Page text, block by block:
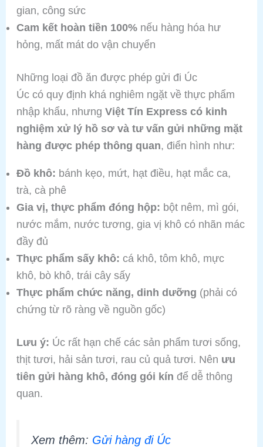
gian, công sức
Cam kết hoàn tiền 100%nếu hàng hóa hư
hỏng, mất mát do vận chuyển
Những loại đồ ăn được phép gửi đi Úc
Úc có quy định khá nghiêm ngặt về thực phẩm
nhập khẩu, nhưng Việt Tín Express có kinh
nghiệm xử lý hồ sơ và tư vấn gửi những mặt
hàng được phép thông quan, điển hình như:
Đồ khô: bánh kẹo, mứt, hạt điều, hạt mắc ca,
trà, cà phê
Gia vị, thực phẩm đóng hộp: bột nêm, mì gói,
nước mắm, nước tương, gia vị khô có nhãn mác
đầy đủ
Thực phẩm sấy khô: cá khô, tôm khô, mực
khô, bò khô, trái cây sấy
Thực phẩm chức năng, dinh dưỡng (phải có
chứng từ rõ ràng về nguồn gốc)
Lưu ý: Úc rất hạn chế các sản phẩm tươi sống,
thịt tươi, hải sản tươi, rau củ quả tươi. Nên ưu
tiên gửi hàng khô, đóng gói kín để dễ thông
quan.
Xem thêm: Gửi hàng đi Úc